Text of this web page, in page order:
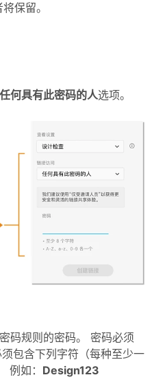
保留。
任何具有此密码的人选项。
码规则的密码。 密码必须
包含下列字符（每种至少一
如： Design123